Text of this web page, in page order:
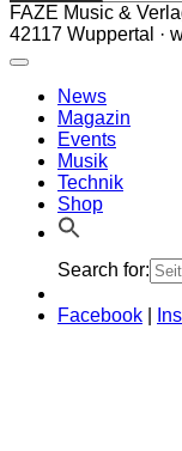
FAZE Music &
42117 Wuppertal ·
News
Magazin
Events
Musik
Technik
Shop
Search for:
Facebook